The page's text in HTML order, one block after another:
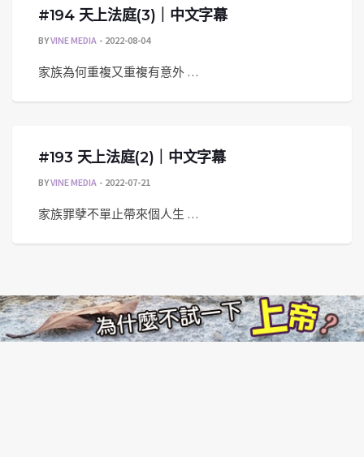
#194 天上法庭(3)｜中文字幕
BYVINE MEDIA 2022-08-04
家族為何重複又重複有意外 …
#193 天上法庭(2)｜中文字幕
BYVINE MEDIA 2022-07-21
家族罪孽不單止帶來個人生 …